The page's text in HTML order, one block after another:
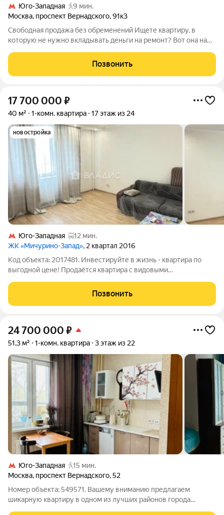
Юго-Западная
9 мин.
Москва, проспект Вернадского,91к3
Свободная продажа без обременений Ищете квартиру, в
которую не нужно вкладывать деньги на ремонт? Вот она на
заведений в пешей доступности 36,8 м качественного
пространства: свежий ремонт,
Позвонить
17 700 000 ₽
40 м² 1-комн. квартира 17 этаж из 24
новостройка
Юго-Западная
12 мин.
ЖК «Мичурино-Запад», 2 квартал 2016
Код объекта: 2017481. Инвестируйте в жизнь - квартира по
выгодной цене! Продаётся квартира с видовыми
чистовым ремонтом в новом, современном ЖК «Мичурино-
Запад». Квартира с большой жилой комнатой и
Позвонить
24 700 000 ₽
51,3 м² 1-комн. квартира 3 этаж из 22
Юго-Западная
15 мин.
Москва, проспект Вернадского,52
Номер объекта: 549571. Вашему вниманию предлагаем
шикарную квартиру в одном из лучших районов города